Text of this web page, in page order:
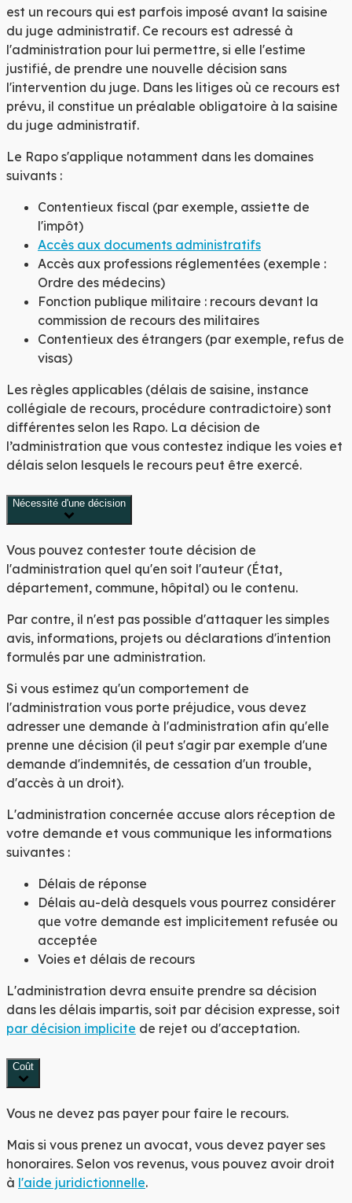
est un recours qui est parfois imposé avant la saisine
du juge administratif. Ce recours est adressé à
l'administration pour lui permettre, si elle l'estime
justifié, de prendre une nouvelle décision sans
l'intervention du juge. Dans les litiges où ce recours est
prévu, il constitue un préalable obligatoire à la saisine
du juge administratif.
Le Rapo s'applique notamment dans les domaines
suivants :
Contentieux fiscal (par exemple, assiette de
l'impôt)
Accès aux documents administratifs
Accès aux professions réglementées (exemple :
Ordre des médecins)
Fonction publique militaire : recours devant la
commission de recours des militaires
Contentieux des étrangers (par exemple, refus de
visas)
Les règles applicables (délais de saisine, instance
collégiale de recours, procédure contradictoire) sont
différentes selon les Rapo. La décision de
l’administration que vous contestez indique les voies et
délais selon lesquels le recours peut être exercé.
Nécessité d'une décision
Vous pouvez contester toute décision de
l'administration quel qu'en soit l'auteur (État,
département, commune, hôpital) ou le contenu.
Par contre, il n'est pas possible d'attaquer les simples
avis, informations, projets ou déclarations d'intention
formulés par une administration.
Si vous estimez qu'un comportement de
l'administration vous porte préjudice, vous devez
adresser une demande à l'administration afin qu'elle
prenne une décision (il peut s'agir par exemple d'une
demande d'indemnités, de cessation d'un trouble,
d'accès à un droit).
L'administration concernée accuse alors réception de
votre demande et vous communique les informations
suivantes :
Délais de réponse
Délais au-delà desquels vous pourrez considérer
que votre demande est implicitement refusée ou
acceptée
Voies et délais de recours
L'administration devra ensuite prendre sa décision
dans les délais impartis, soit par décision expresse, soit
par décision implicite de rejet ou d'acceptation.
Coût
Vous ne devez pas payer pour faire le recours.
Mais si vous prenez un avocat, vous devez payer ses
honoraires. Selon vos revenus, vous pouvez avoir droit
à l'aide juridictionnelle.